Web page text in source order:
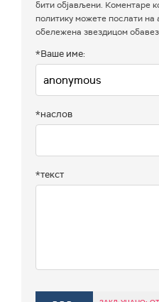
бити објављени. Коментаре
политику можете послати
обележена звездицом
*Ваше име:
*наслов
*текст